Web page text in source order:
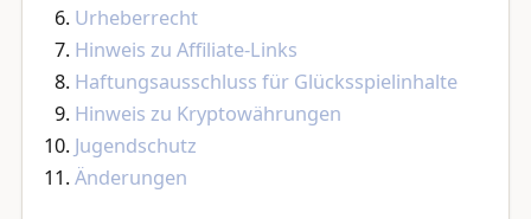
Urheberrecht
Hinweis zu Affiliate-Links
Haftungsausschluss für Glücksspielinhalte
Hinweis zu Kryptowährungen
Jugendschutz
Änderungen